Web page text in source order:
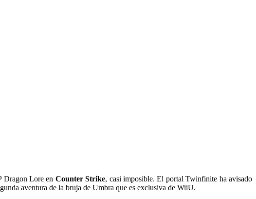
Dragon Lore en Counter Strike, casi imposible. El portal Twinfinite ha avisado
aventura de la bruja de Umbra que es exclusiva de WiiU.